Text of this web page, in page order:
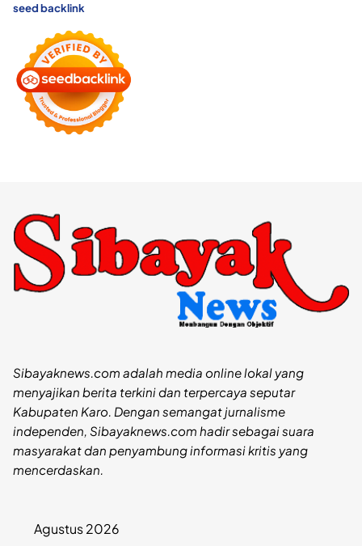
seed backlink
Sibayaknews.com adalah media online lokal yang
menyajikan berita terkini dan terpercaya seputar
Kabupaten Karo. Dengan semangat jurnalisme
independen, Sibayaknews.com hadir sebagai suara
masyarakat dan penyambung informasi kritis yang
mencerdaskan.
Agustus 2026